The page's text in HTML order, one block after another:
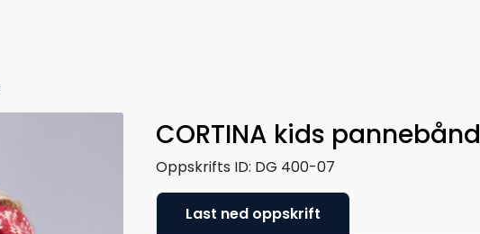
CORTINA kids pannebånd
Oppskrifts ID: DG 400-07
Last ned oppskrift